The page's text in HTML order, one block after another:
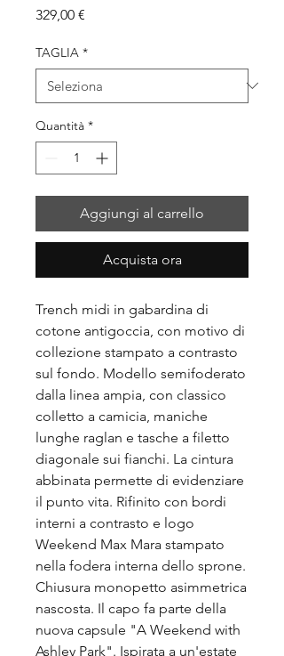
329,00 €
TAGLIA *
Quantità *
Aggiungi al carrello
Acquista ora
Trench midi in gabardina di
cotone antigoccia, con motivo di
collezione stampato a contrasto
sul fondo. Modello semifoderato
dalla linea ampia, con classico
colletto a camicia, maniche
lunghe raglan e tasche a filetto
diagonale sui fianchi. La cintura
abbinata permette di evidenziare
il punto vita. Rifinito con bordi
interni a contrasto e logo
Weekend Max Mara stampato
nella fodera interna dello sprone.
Chiusura monopetto asimmetrica
nascosta. Il capo fa parte della
nuova capsule "A Weekend with
Ashley Park". Ispirata a un'estate